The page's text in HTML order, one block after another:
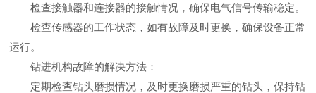
检查接触器和连接器的接触情况，确保电气信号传输稳定。
检查传感器的工作状态，如有故障及时更换，确保设备正常
运行。
钻进机构故障的解决方法：
定期检查钻头磨损情况，及时更换磨损严重的钻头，保持钻